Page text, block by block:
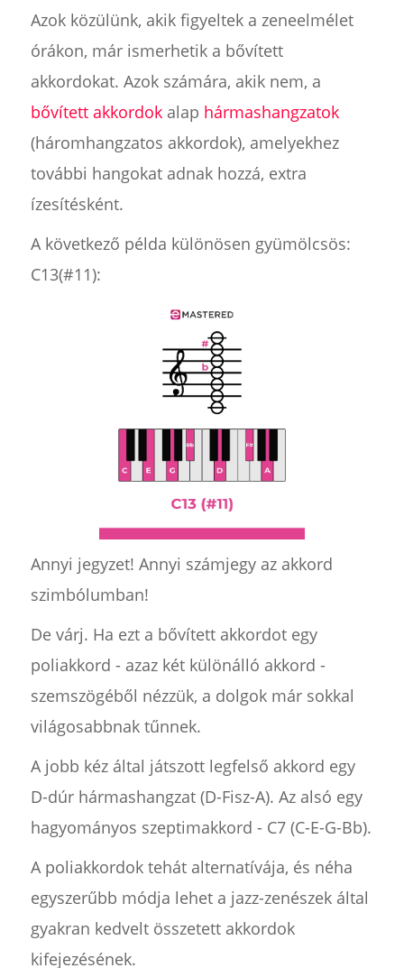
Azok közülünk, akik figyeltek a zeneelmélet
órákon, már ismerhetik a bővített
akkordokat. Azok számára, akik nem, a
bővített akkordokalap hármashangzatok
(háromhangzatos akkordok), amelyekhez
további hangokat adnak hozzá, extra
ízesítésként.
A következő példa különösen gyümölcsös:
C13(#11):
Annyi jegyzet! Annyi számjegy az akkord
szimbólumban!
De várj. Ha ezt a bővített akkordot egy
poliakkord - azaz két különálló akkord -
szemszögéből nézzük, a dolgok már sokkal
világosabbnak tűnnek.
A jobb kéz által játszott legfelső akkord egy
D-dúr hármashangzat (D-Fisz-A). Az alsó egy
hagyományos szeptimakkord - C7 (C-E-G-Bb).
A poliakkordok tehát alternatívája, és néha
egyszerűbb módja lehet a jazz-zenészek által
gyakran kedvelt összetett akkordok
kifejezésének.